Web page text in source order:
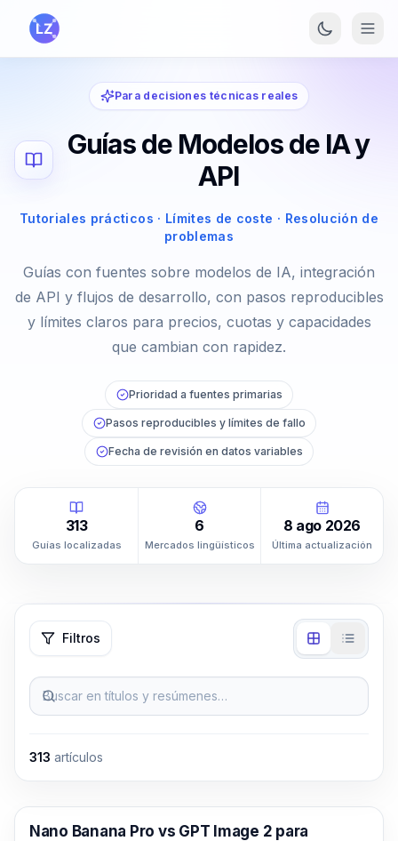
Saltar al contenido principal
Para decisiones técnicas reales
Guías de Modelos de IA y
API
Tutoriales prácticos · Límites de coste · Resolución de
problemas
Guías con fuentes sobre modelos de IA, integración
de API y flujos de desarrollo, con pasos reproducibles
y límites claros para precios, cuotas y capacidades
que cambian con rapidez.
Prioridad a fuentes primarias
Pasos reproducibles y límites de fallo
Fecha de revisión en datos variables
313
Guías localizadas
6
Mercados lingüísticos
8 ago 2026
Última actualización
Filtros
Buscar en títulos y resúmenes…
313 artículos
Generación de imágenes con IA
Nano Banana Pro vs GPT Image 2 para